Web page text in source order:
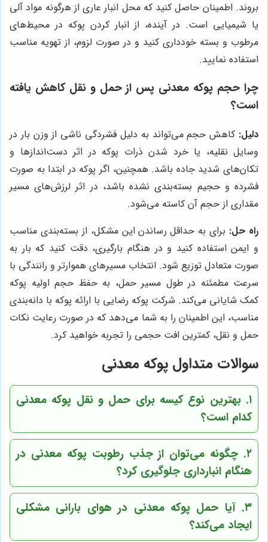
بروند. اطمینان حاصل کنید که محل انبار عاری از هرگونه مواد آلی
یا شیمیایی است. در آینده، از انبار کردن پوکه در محیط‌های
مرطوب و بسته خودداری کنید و در صورت لزوم، از تهویه مناسب
استفاده نمایید.
چرا حجم پوکه معدنی پس از حمل و نقل کاهش یافته
است؟
دلیل: کاهش حجم می‌تواند به دلیل فشردگی ناشی از وزن بار در
وسایل نقلیه، یا خرد شدن ذرات پوکه در اثر دست‌اندازها و
تکان‌های شدید جاده باشد. همچنین، اگر پوکه در ابتدا به صورت
فشرده و حجیم بسته‌بندی نشده باشد، در اثر لرزش‌های مسیر
مقداری از حجم آن کاسته می‌شود.
راه حل: برای به حداقل رساندن این مشکل، از بسته‌بندی مناسب
و ایمن استفاده کنید و در هنگام بارگیری، دقت کنید که بار به
صورت متعادل توزیع شود. انتخاب مسیرهای هموارتر و رانندگی با
سرعت مطمئنه در طول مسیر حمل، به حفظ حجم اولیه پوکه
کمک شایانی می‌کند. شرکت پوکه رضایی با ارائه پوکه با دانه‌بندی
مناسب، این اطمینان را به شما می‌دهد که در صورت رعایت نکات
حمل و نقل، کمترین افت حجمی را تجربه خواهید کرد.
سوالات متداول پوکه معدنی
۱. بهترین نوع کیسه برای حمل و نقل پوکه معدنی
کدام است؟
۲. چگونه می‌توان از جذب رطوبت پوکه معدنی در
هنگام انبارداری جلوگیری کرد؟
۳. آیا حمل پوکه معدنی در هوای بارانی مشکلی
ایجاد می‌کند؟